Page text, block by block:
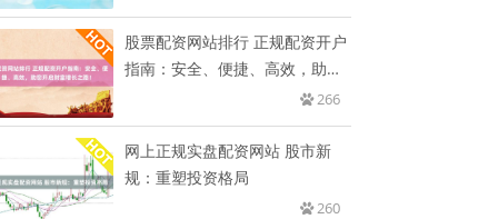
股票配资网站排行 正规配资开户
指南：安全、便捷、高效，助您
266
网上正规实盘配资网站 股市新
规：重塑投资格局
260